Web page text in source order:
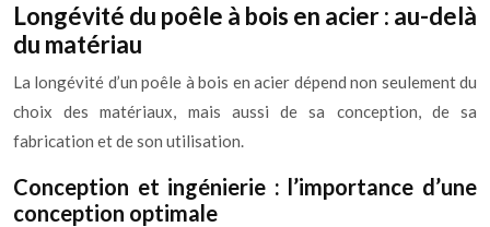
Longévité du poêle à bois en acier : au-delà
du matériau
La longévité d’un poêle à bois en acier dépend non seulement du
choix des matériaux, mais aussi de sa conception, de sa
fabrication et de son utilisation.
Conception et ingénierie : l’importance d’une
conception optimale